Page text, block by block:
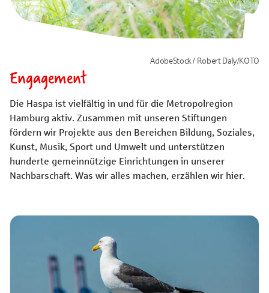
Engagement
Die Haspa ist vielfältig in und für die Metropolregion
Hamburg aktiv. Zusammen mit unseren Stiftungen
fördern wir Projekte aus den Bereichen Bildung, Soziales,
Kunst, Musik, Sport und Umwelt und unterstützen
hunderte gemeinnützige Einrichtungen in unserer
Nachbarschaft. Was wir alles machen, erzählen wir hier.
AdobeStock / Robert Daly/KOTO